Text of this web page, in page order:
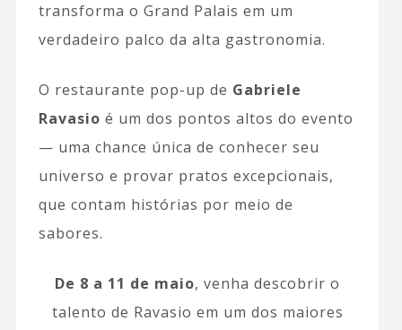
transforma o Grand Palais em um
verdadeiro palco da alta gastronomia.
O restaurante pop-up de Gabriele
Ravasio é um dos pontos altos do evento
— uma chance única de conhecer seu
universo e provar pratos excepcionais,
que contam histórias por meio de
sabores.
De 8 a 11 de maio, venha descobrir o
talento de Ravasio em um dos maiores